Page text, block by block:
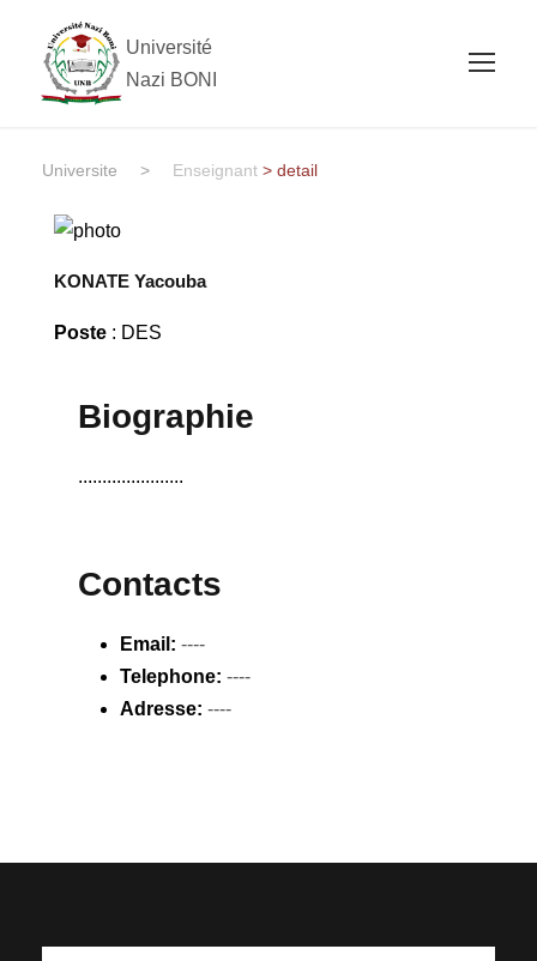
Université
Nazi BONI
Universite > Enseignant > detail
KONATE Yacouba
Poste: DES
Biographie
......................
Contacts
Email: ----
Telephone: ----
Adresse: ----